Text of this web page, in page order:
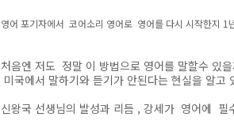
영어 포기자에서 코어소리 영어로 영어를 다시 시작한지 1
처음엔 저도 정말 이 방법으로 영어를 말할수 있
미국에서 말하기와 듣기가 안된다는 현실을 알
신왕국 선생님의 발성과 리듬 , 강세가 영어에 필